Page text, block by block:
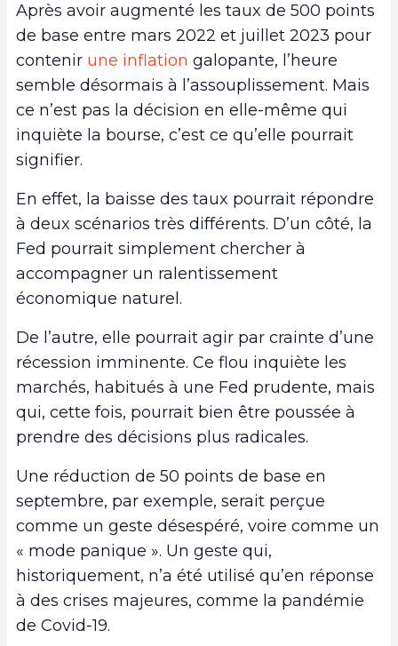
Après avoir augmenté les taux de 500 points
de base entre mars 2022 et juillet 2023 pour
contenir une inflation galopante, l’heure
semble désormais à l’assouplissement. Mais
ce n’est pas la décision en elle-même qui
inquiète la bourse, c’est ce qu’elle pourrait
signifier.
En effet, la baisse des taux pourrait répondre
à deux scénarios très différents. D’un côté, la
Fed pourrait simplement chercher à
accompagner un ralentissement
économique naturel.
De l’autre, elle pourrait agir par crainte d’une
récession imminente. Ce flou inquiète les
marchés, habitués à une Fed prudente, mais
qui, cette fois, pourrait bien être poussée à
prendre des décisions plus radicales.
Une réduction de 50 points de base en
septembre, par exemple, serait perçue
comme un geste désespéré, voire comme un
« mode panique ». Un geste qui,
historiquement, n’a été utilisé qu’en réponse
à des crises majeures, comme la pandémie
de Covid-19.